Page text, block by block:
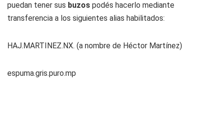
puedan tener sus buzos podés hacerlo mediante
transferencia a los siguientes alias habilitados:
HAJ.MARTINEZ.NX. (a nombre de Héctor Martínez)
espuma.gris.puro.mp